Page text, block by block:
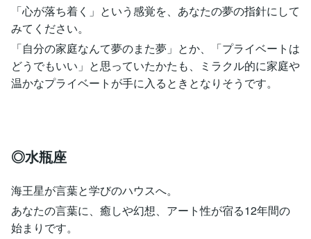
「心が落ち着く」という感覚を、あなたの夢の指針にして
みてください。
「自分の家庭なんて夢のまた夢」とか、「プライベートは
どうでもいい」と思っていたかたも、ミラクル的に家庭や
温かなプライベートが手に入るときとなりそうです。
◎水瓶座
海王星が言葉と学びのハウスへ。
あなたの言葉に、癒しや幻想、アート性が宿る12年間の
始まりです。